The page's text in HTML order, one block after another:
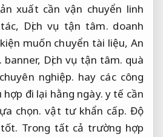
xuất cần vận chuyển linh
Dịch vụ tận tâm. doanh
muốn chuyển tài liệu, An
banner, Dịch vụ tận tâm. quà
nghiệp. hay các công
hợp đi lại hằng ngày. y tế cần
chọn. vật tư khẩn cấp. Độ
Trong tất cả trường hợp